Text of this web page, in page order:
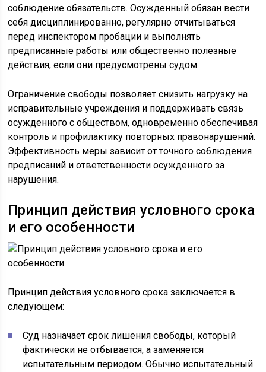
соблюдение обязательств. Осужденный обязан вести
себя дисциплинированно, регулярно отчитываться
перед инспектором пробации и выполнять
предписанные работы или общественно полезные
действия, если они предусмотрены судом.
Ограничение свободы позволяет снизить нагрузку на
исправительные учреждения и поддерживать связь
осужденного с обществом, одновременно обеспечивая
контроль и профилактику повторных правонарушений.
Эффективность меры зависит от точного соблюдения
предписаний и ответственности осужденного за
нарушения.
Принцип действия условного срока
и его особенности
Принцип действия условного срока заключается в
следующем:
Суд назначает срок лишения свободы, который
фактически не отбывается, а заменяется
испытательным периодом. Обычно испытательный